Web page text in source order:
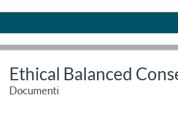
Ethical Balanced
Documenti